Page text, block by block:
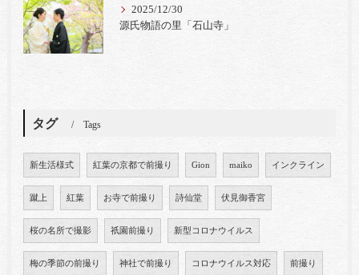
2025/12/30
源氏物語の里「石山寺」
タグ Tags
新生活様式 紅葉の京都で前撮り Gion maiko インクライン
蹴上 紅葉 お寺で前撮り 詩仙堂 伏見御香宮
桜の名所で撮影 祇園前撮り 新型コロナウイルス
梅の季節の前撮り 神社で前撮り コロナウイルス対応 前撮り